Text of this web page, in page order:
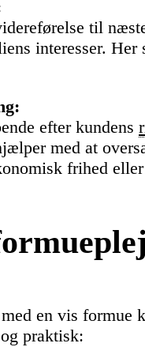
til
interesser.
efter kundens
med at
frihed
en vis formue
praktisk: